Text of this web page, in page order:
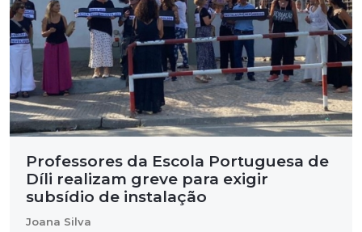
Professores da Escola Portuguesa de
Díli realizam greve para exigir
subsídio de instalação
Joana Silva